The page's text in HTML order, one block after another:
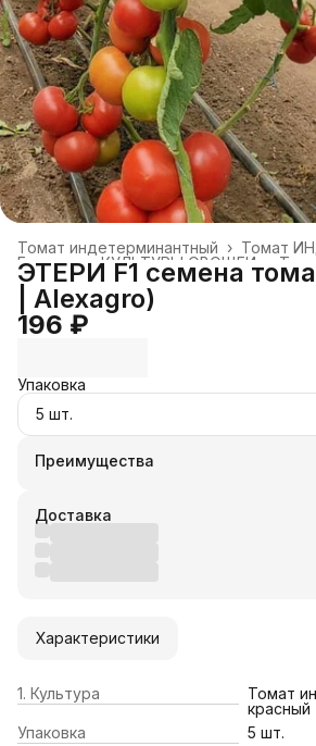
Томат
Томат индетерминантный ›
КУЛЬТУРЫ ОВОЩЕЙ
Главная ›
ЭТЕРИ F1 семена
| Alexagro)
196 ₽
Упаковка
5 шт.
Преимущества
Оплата частями в Сплит
Удобный возврат
Доставка
Характеристики
1. Культура
Томат
красный
Упаковка
5 шт.